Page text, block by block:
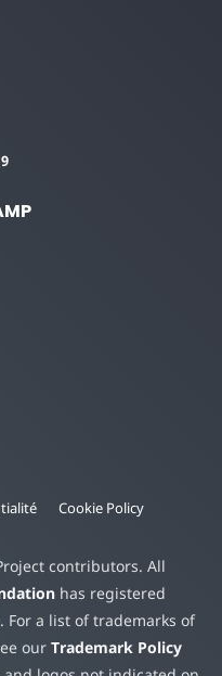
Cookie Policy
contributors. All
has registered
For a list of trademarks of
our Trademark Policy